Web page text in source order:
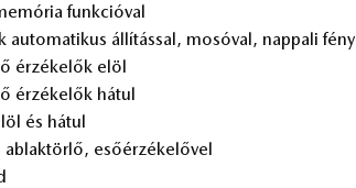
funk­ci­ó­val
au­to­ma­ti­kus ál­lí­tás­sal, mo­só­val, nap­pa­li fény
ér­zé­ke­lők elöl
ér­zé­ke­lők há­tul
és há­tul
ab­lak­tör­lő, eső­ér­zé­ke­lő­vel